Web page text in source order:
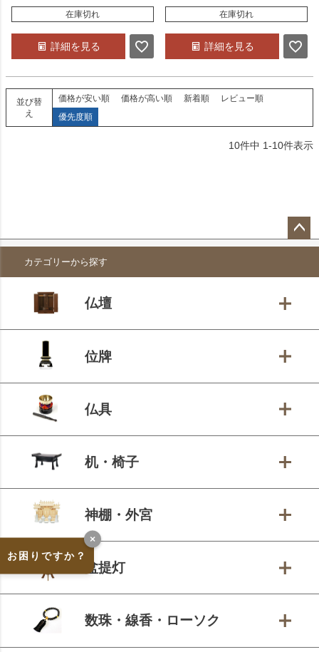
在庫切れ
詳細を見る
在庫切れ
詳細を見る
並び替
え
価格が安い順 価格が高い順 新着順
レビュー順
優先度順
10件中 1-10件表示
ペー
ップ
カテゴリーから探す
仏壇
位牌
仏具
机・椅子
神棚・外宮
盆提灯
数珠・線香・ローソク
お困りですか？
×